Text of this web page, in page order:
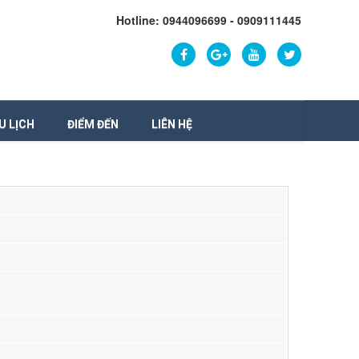
Hotline: 0944096699 - 0909111445
LỊCH ĐIỂM ĐẾN LIÊN HỆ